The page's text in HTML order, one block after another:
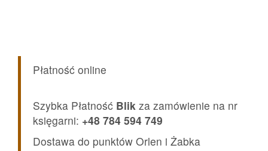
Płatność online
Szybka Płatność Blik za zamówienie na nr
księgarni: +48 784 594 749
Dostawa do punktów Orlen i Żabka